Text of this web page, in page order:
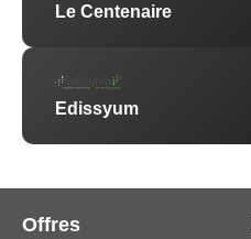
Le Centenaire
Edissyum
Offres